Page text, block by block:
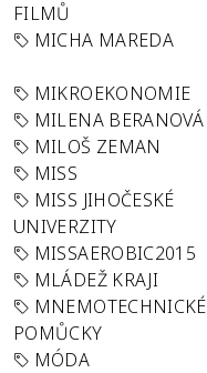
FILMŮ
MICHA MAREDA
MIKROEKONOMIE
MILENA BERANOVÁ
MILOŠ ZEMAN
MISS
MISS JIHOČESKÉ
UNIVERZITY
MISSAEROBIC2015
MLÁDEŽ KRAJI
MNEMOTECHNICKÉ
POMŮCKY
MÓDA